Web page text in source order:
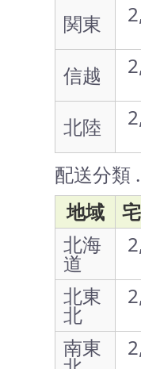
関東
信越
北陸
配送分類
地域
北海
道
北東
北
南東